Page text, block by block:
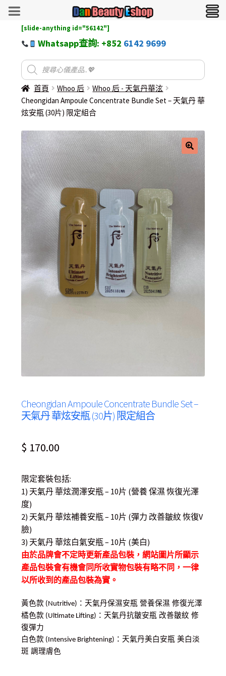
[slide-anything id="56142"]
Whatsapp查詢: +852 6142 9699
首頁 Whoo 后
Whoo 后 - 天氣丹華泫
Cheongidan Ampoule Concentrate Bundle Set – 天氣丹 華
炫安瓶 (30片) 限定組合
Cheongidan Ampoule Concentrate Bundle Set –
天氣丹 華炫安瓶 (30片) 限定組合
$ 170.00
限定套裝包括:
1) 天氣丹 華炫潤澤安瓶 – 10片 (營養 保濕 恢復光澤
度)
2) 天氣丹 華炫補養安瓶 – 10片 (彈力 改善皺紋 恢復V
臉)
3) 天氣丹 華炫白氣安瓶 – 10片 (美白)
由於品牌會不定時更新產品包裝，網站圖片所顯示
產品包裝會有機會同所收實物包裝有略不同，一律
以所收到的產品包裝為實。
黃色款 (Nutritive) ：天氣丹保濕安瓶 營養保濕 修復光澤
橘色款 (Ultimate Lifting) ：天氣丹抗皺安瓶 改善皺紋 修
復彈力
白色款 (Intensive Brightening) ：天氣丹美白安瓶 美白淡
斑 調理膚色